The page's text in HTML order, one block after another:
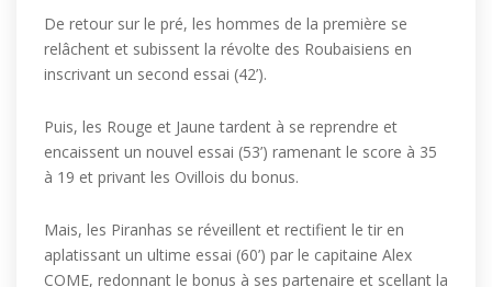
De retour sur le pré, les hommes de la première se
relâchent et subissent la révolte des Roubaisiens en
inscrivant un second essai (42’).
Puis, les Rouge et Jaune tardent à se reprendre et
encaissent un nouvel essai (53’) ramenant le score à 35
à 19 et privant les Ovillois du bonus.
Mais, les Piranhas se réveillent et rectifient le tir en
aplatissant un ultime essai (60’) par le capitaine Alex
COME, redonnant le bonus à ses partenaire et scellant la